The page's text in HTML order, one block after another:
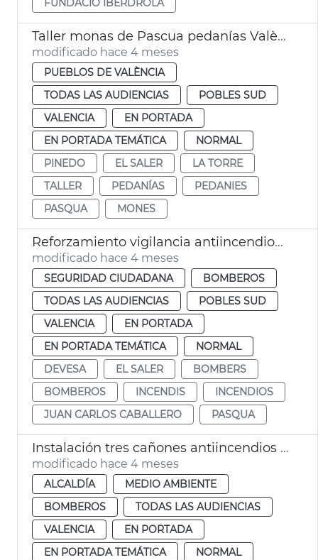
Taller monas de Pascua pedanías València
modificado hace 4 meses
PUEBLOS DE VALÈNCIA
TODAS LAS AUDIENCIAS
POBLES SUD
VALENCIA
EN PORTADA
EN PORTADA TEMÁTICA
NORMAL
PINEDO
EL SALER
LA TORRE
TALLER
PEDANÍAS
PEDANIES
PASQUA
MONES
Reforzamiento vigilancia antiincendios Devesa València
modificado hace 4 meses
SEGURIDAD CIUDADANA
BOMBEROS
TODAS LAS AUDIENCIAS
POBLES SUD
VALENCIA
EN PORTADA
EN PORTADA TEMÁTICA
NORMAL
DEVESA
EL SALER
BOMBERS
BOMBEROS
INCENDIS
INCENDIOS
JUAN CARLOS CABALLERO
PASQUA
Instalación tres cañones antiincendios el Salero València
modificado hace 4 meses
ALCALDÍA
MEDIO AMBIENTE
BOMBEROS
TODAS LAS AUDIENCIAS
VALENCIA
EN PORTADA
EN PORTADA TEMÁTICA
NORMAL